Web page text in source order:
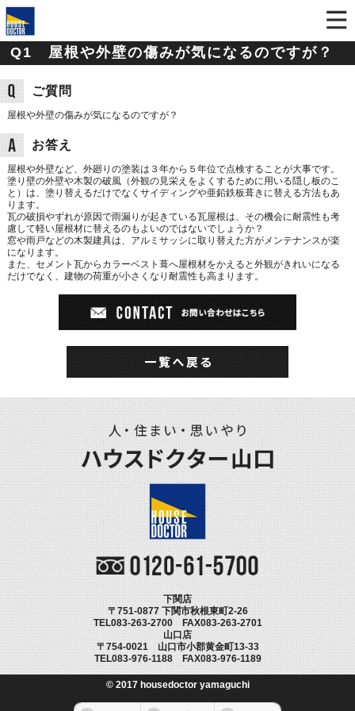
Q1 屋根や外壁の傷みが気になるのですが？
ご質問
屋根や外壁の傷みが気になるのですが？
お答え
屋根や外壁など、外廻りの塗装は３年から５年位で点検することが大事です。
塗り壁の外壁や木製の破風（外観の見栄えをよくするために用いる隠し板のこ
と）は、塗り替えるだけでなくサイディングや亜鉛鉄板葺きに替える方法もあ
ります。
瓦の破損やずれが原因で雨漏りが起きている瓦屋根は、その機会に耐震性も考
慮して軽い屋根材に替えるのもよいのではないでしょうか？
窓や雨戸などの木製建具は、アルミサッシに取り替えた方がメンテナンスが楽
になります。
また、セメント瓦からカラーベスト葺へ屋根材をかえると外観がきれいになる
だけでなく、建物の荷重が小さくなり耐震性も高まります。
下関店
〒751-0877 下関市秋根東町2-26
TEL083-263-2700 FAX083-263-2701
山口店
〒754-0021 山口市小郡黄金町13-33
TEL083-976-1188 FAX083-976-1189
© 2017 housedoctor yamaguchi